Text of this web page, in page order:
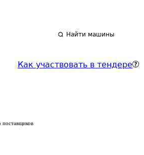
Найти машины
Как участвовать в тендере
поставщиков